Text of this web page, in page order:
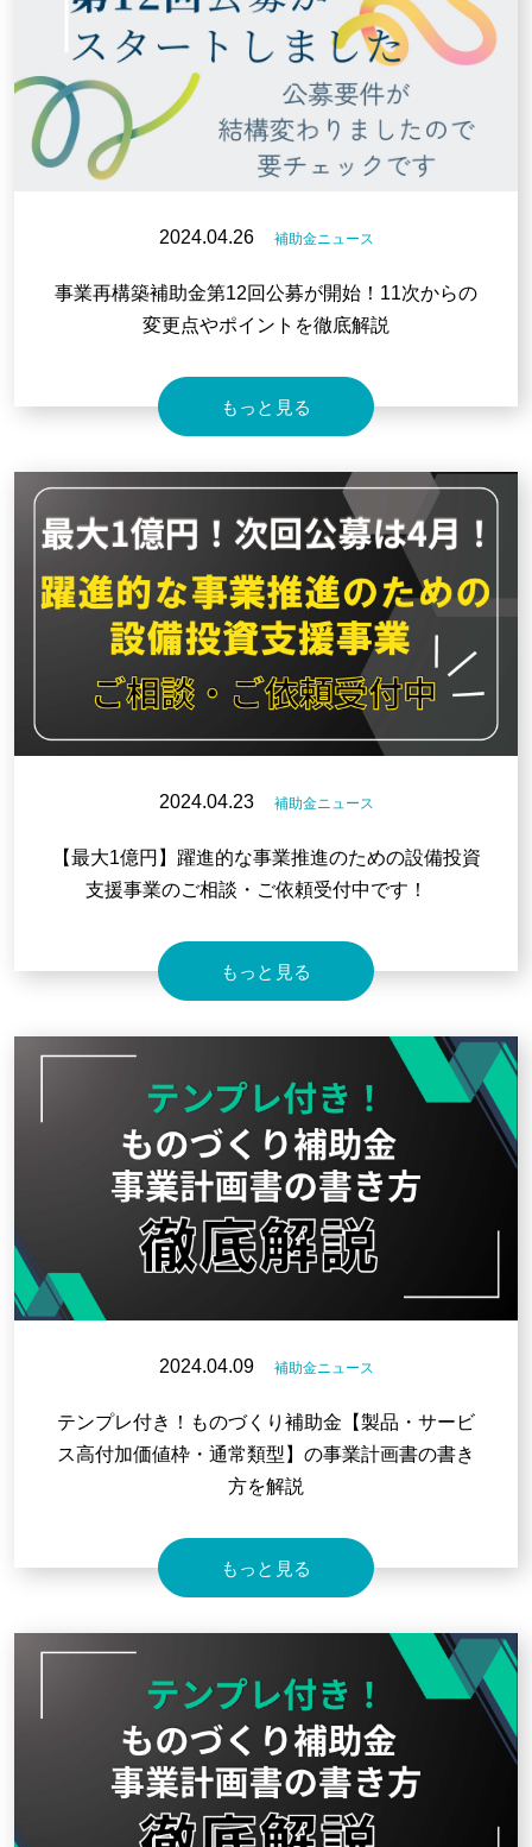
2024.04.26 補助金ニュース
事業再構築補助金第12回公募が開始！11次からの
変更点やポイントを徹底解説
もっと見る
2024.04.23 補助金ニュース
【最大1億円】躍進的な事業推進のための設備投資
支援事業のご相談・ご依頼受付中です！
もっと見る
2024.04.09 補助金ニュース
テンプレ付き！ものづくり補助金【製品・サービ
ス高付加価値枠・通常類型】の事業計画書の書き
方を解説
もっと見る